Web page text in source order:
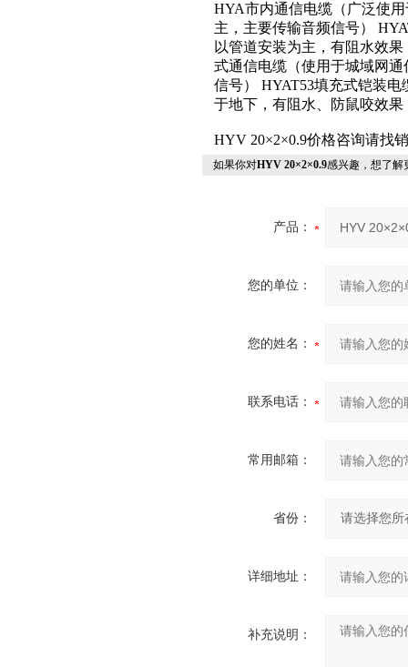
HYA市内通信电缆（广泛使
主，主要传输音频信号）
以管道安装为主，有阻水效
式通信电缆（使用于城域网
信号） HYAT53填充式铠装
于地下，有阻水、防鼠咬效
HYV 20×2×0.9价格咨询请找
如果你对HYV 20×2×0.9感兴趣，想了解
产品：
您的单位：
您的姓名：
联系电话：
常用邮箱：
省份：
详细地址：
补充说明：